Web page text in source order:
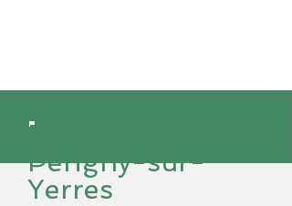
Patrimoine de
Perigny-sur-
Yerres